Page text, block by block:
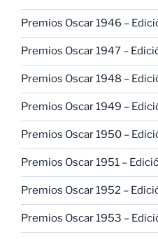
Premios Oscar 1946 –
Premios Oscar 1947 –
Premios Oscar 1948 –
Premios Oscar 1949 –
Premios Oscar 1950 –
Premios Oscar 1951 –
Premios Oscar 1952 –
Premios Oscar 1953 –